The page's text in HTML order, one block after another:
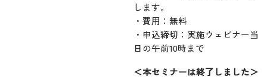
します。
・費用：無料
・申込締切：実施ウェビナー当
日の午前10時まで
＜本セミナーは終了しました＞